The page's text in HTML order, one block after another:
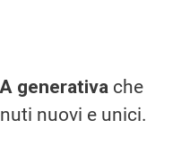
generativa che
nuovi e unici.